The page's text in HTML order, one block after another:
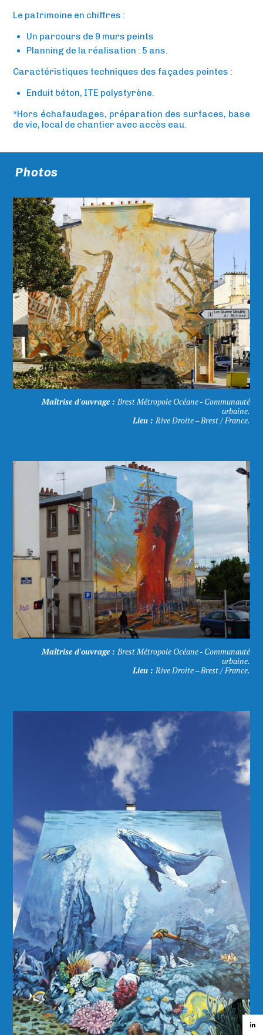
Le patrimoine en chiffres :
Un parcours de 9 murs peints
Planning de la réalisation : 5 ans.
Caractéristiques techniques des façades peintes :
Enduit béton, ITE polystyrène.
*Hors échafaudages, préparation des surfaces, base
de vie, local de chantier avec accès eau.
Photos
Maîtrise d'ouvrage : Brest Métropole Océane - Communauté
urbaine.
Lieu : Rive Droite – Brest / France.
Maîtrise d'ouvrage : Brest Métropole Océane - Communauté
urbaine.
Lieu : Rive Droite – Brest / France.